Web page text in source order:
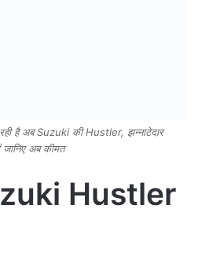
है अब Suzuki की Hustler, झन्नाटेदार
अब कीमत
Hustler